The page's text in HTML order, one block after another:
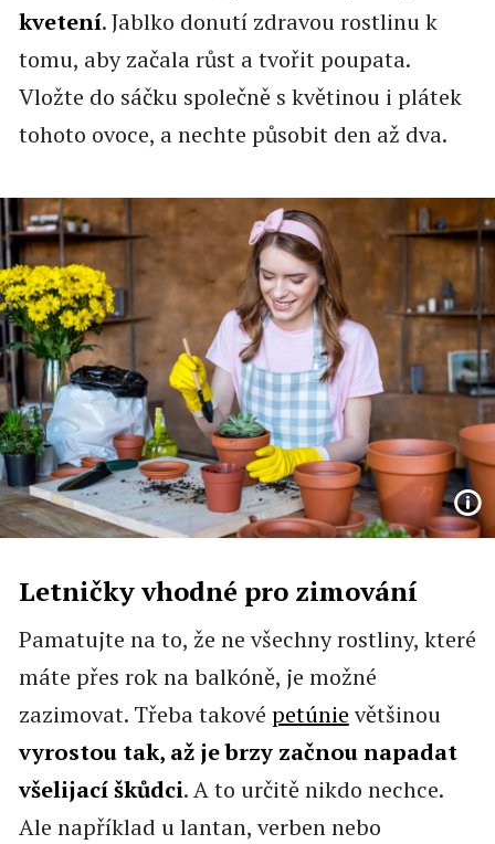
kvetení. Jablko donutí zdravou rostlinu k
tomu, aby začala růst a tvořit poupata.
Vložte do sáčku společně s květinou i plátek
tohoto ovoce, a nechte působit den až dva.
Letničky vhodné pro zimování
Pamatujte na to, že ne všechny rostliny, které
máte přes rok na balkóně, je možné
zazimovat. Třeba takové petúnievětšinou
vyrostou tak, až je brzy začnou napadat
všelijací škůdci. A to určitě nikdo nechce.
Ale například u lantan, verben nebo